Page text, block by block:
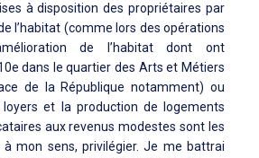
à disposition des propriétaires par
l’habitat (comme lors des opérations
de l’habitat dont ont
dans le quartier des Arts et Métiers
de la République notamment) ou
loyers et la production de logements
aux revenus modestes sont les
à mon sens, privilégier. Je me battrai